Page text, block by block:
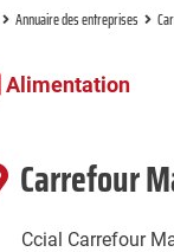
Annuaire des entreprises
Alimentation
Carrefour
Ccial Carrefour